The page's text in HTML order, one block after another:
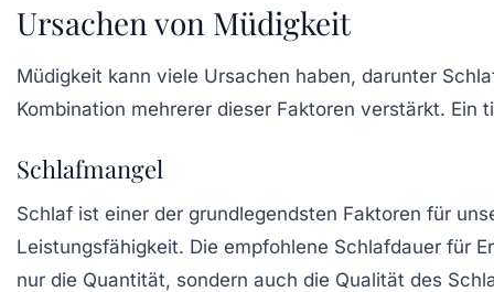
Ursachen von Müdigkeit
Müdigkeit kann viele Ursachen haben, darunter
Kombination mehrerer dieser Faktoren verstärkt.
Schlafmangel
Schlaf ist einer der grundlegendsten Faktoren für
Leistungsfähigkeit. Die empfohlene Schlafdauer für
nur die Quantität, sondern auch die Qualität des